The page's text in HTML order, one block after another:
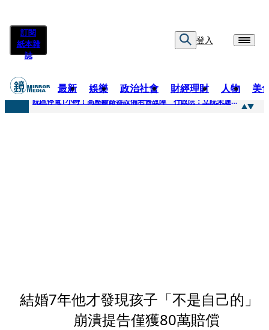
訂閱
紙本雜
誌
登入
最新 娛樂 政治社會 財經理財 人物 美
快訊
院區停電1小時！高壓斷路器設備老舊故障 行政院：立院未通過預算
結婚7年他才發現孩子「不是自己的」
崩潰提告僅獲80萬賠償